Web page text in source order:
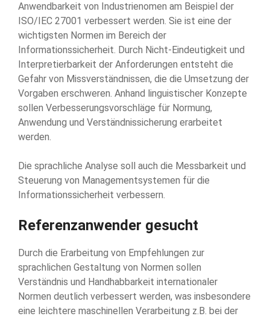
Anwendbarkeit von Industrienomen am Beispiel der
ISO/IEC 27001 verbessert werden. Sie ist eine der
wichtigsten Normen im Bereich der
Informationssicherheit. Durch Nicht-Eindeutigkeit und
Interpretierbarkeit der Anforderungen entsteht die
Gefahr von Missverständnissen, die die Umsetzung der
Vorgaben erschweren. Anhand linguistischer Konzepte
sollen Verbesserungsvorschläge für Normung,
Anwendung und Verständnissicherung erarbeitet
werden.
Die sprachliche Analyse soll auch die Messbarkeit und
Steuerung von Managementsystemen für die
Informationssicherheit verbessern.
Referenzanwender gesucht
Durch die Erarbeitung von Empfehlungen zur
sprachlichen Gestaltung von Normen sollen
Verständnis und Handhabbarkeit internationaler
Normen deutlich verbessert werden, was insbesondere
eine leichtere maschinellen Verarbeitung z.B. bei der